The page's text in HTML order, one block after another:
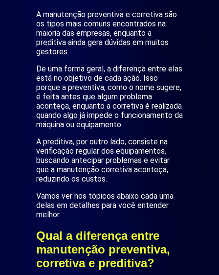
A manutenção preventiva e corretiva são
os tipos mais comuns encontrados na
maioria das empresas, enquanto a
preditiva ainda gera dúvidas em muitos
gestores.
De uma forma geral, a diferença entre elas
está no objetivo de cada ação. Isso
porque a preventiva, como o nome sugere,
é feita antes que algum problema
aconteça, enquanto a corretiva é realizada
quando algo já impede o funcionamento da
máquina ou equipamento.
A preditiva, por outro lado, consiste na
verificação regular dos equipamentos,
buscando antecipar problemas e evitar
que a manutenção corretiva aconteça,
reduzindo os custos.
Vamos ver nos tópicos abaixo cada uma
delas em detalhes para você entender
melhor.
Qual a diferença entre
manutenção preventiva,
corretiva e preditiva?